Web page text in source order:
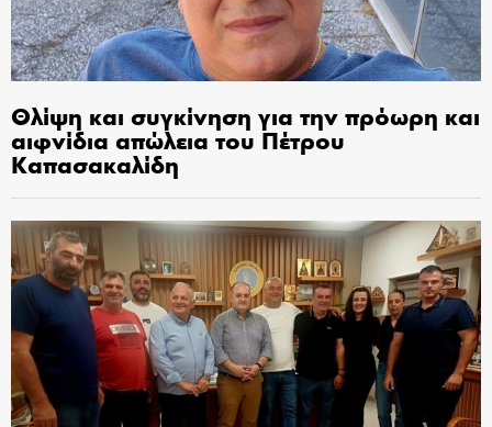
Θλίψη και συγκίνηση για την πρόωρη και
αιφνίδια απώλεια του Πέτρου
Καπασακαλίδη